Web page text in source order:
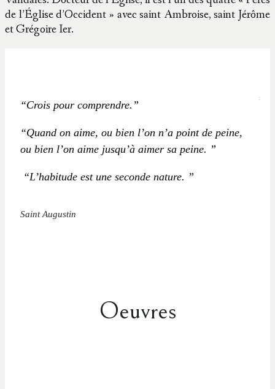
de l’Église d’Occident » avec saint Ambroise, saint Jérôme
et Grégoire Ier.
“Crois pour comprendre.”
“Quand on aime, ou bien l’on n’a point de peine,
ou bien l’on aime jusqu’à aimer sa peine. ”
“L’habitude est une seconde nature. ”
Saint Augustin
Oeuvres